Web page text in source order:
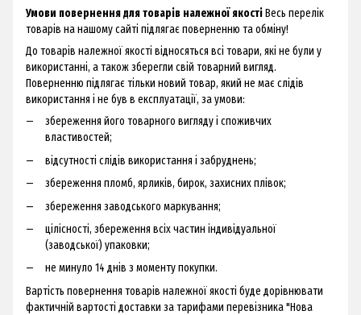
Умови повернення для товарів належної якостіВесь перелік
товарів на нашому сайті підлягає поверненню та обміну!
До товарів належної якості відносяться всі товари, які не були у
використанні, а також зберегли свій товарний вигляд.
Поверненню підлягає тільки новий товар, який не має слідів
використання і не був в експлуатації, за умови:
збереження його товарного вигляду і споживчих
властивостей;
відсутності слідів використання і забруднень;
збереження пломб, ярликів, бирок, захисних плівок;
збереження заводського маркування;
цілісності, збереження всіх частин індивідуальної
(заводської) упаковки;
не минуло 14 днів з моменту покупки.
Вартість повернення товарів належної якості буде дорівнювати
фактичній вартості доставки за тарифами перевізника "Нова